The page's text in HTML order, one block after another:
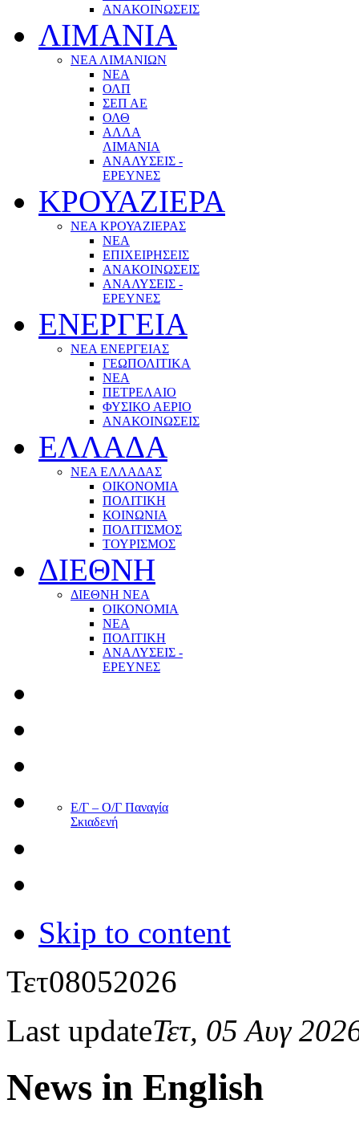
ΑΝΑΚΟΙΝΩΣΕΙΣ
ΛΙΜΑΝΙΑ
ΝΕΑ ΛΙΜΑΝΙΩΝ
ΝΕΑ
ΟΛΠ
ΣΕΠ ΑΕ
ΟΛΘ
ΑΛΛΑ
ΛΙΜΑΝΙΑ
ΑΝΑΛΥΣΕΙΣ -
ΕΡΕΥΝΕΣ
ΚΡΟΥΑΖΙΕΡΑ
ΝΕΑ ΚΡΟΥΑΖΙΕΡΑΣ
NEA
ΕΠΙΧΕΙΡΗΣΕΙΣ
ΑΝΑΚΟΙΝΩΣΕΙΣ
ΑΝΑΛΥΣΕΙΣ -
ΕΡΕΥΝΕΣ
ΕΝΕΡΓΕΙΑ
ΝΕΑ ΕΝΕΡΓΕΙΑΣ
ΓΕΩΠΟΛΙΤΙΚΑ
ΝΕΑ
ΠΕΤΡΕΛΑΙΟ
ΦΥΣΙΚΟ ΑΕΡΙΟ
ΑΝΑΚΟΙΝΩΣΕΙΣ
ΕΛΛΑΔΑ
ΝΕΑ ΕΛΛΑΔΑΣ
ΟΙΚΟΝΟΜΙΑ
ΠΟΛΙΤΙΚΗ
ΚΟΙΝΩΝΙΑ
ΠΟΛΙΤΙΣΜΟΣ
ΤΟΥΡΙΣΜΟΣ
ΔΙΕΘΝΗ
ΔΙΕΘΝΗ ΝΕΑ
ΟΙΚΟΝΟΜΙΑ
ΝΕΑ
ΠΟΛΙΤΙΚΗ
ΑΝΑΛΥΣΕΙΣ -
ΕΡΕΥΝΕΣ
Ε/Γ – Ο/Γ Παναγία
Σκιαδενή
Skip to content
Τετ08052026
Last updateΤετ, 05 Αυγ
News in English